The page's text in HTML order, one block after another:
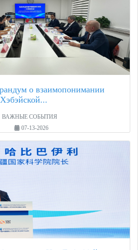
о взаимопонимании
ВАЖНЫЕ СОБЫТИЯ
07-13-2026